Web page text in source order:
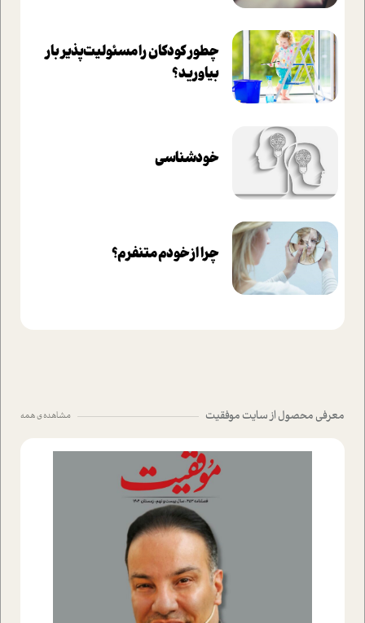
چطور کودکان را مسئولیت‌پذیر بار
بیاورید؟
خودشناسی
چرا از خودم متنفرم؟
معرفی محصول از سایت موفقیت مشاهده ی همه